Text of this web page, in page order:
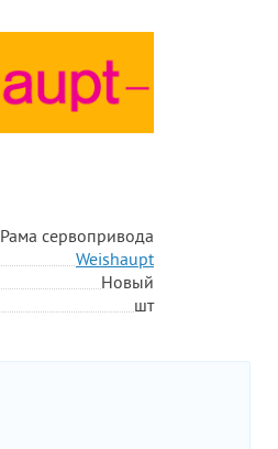
Рама сервопривода
Weishaupt
Новый
шт